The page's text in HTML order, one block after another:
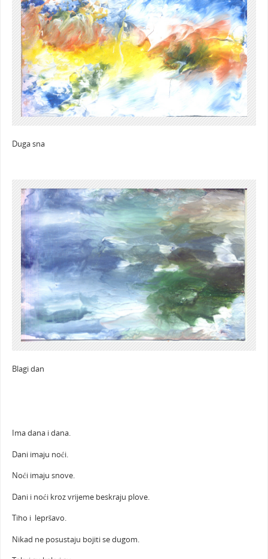
Duga sna
Blagi dan
Ima dana i dana.
Dani imaju noći.
Noći imaju snove.
Dani i noći kroz vrijeme beskraju plove.
Tiho i lepršavo.
Nikad ne posustaju bojiti se dugom.